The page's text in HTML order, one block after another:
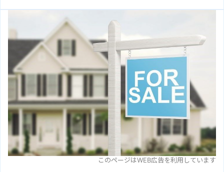
このページはWEB広告を利用しています